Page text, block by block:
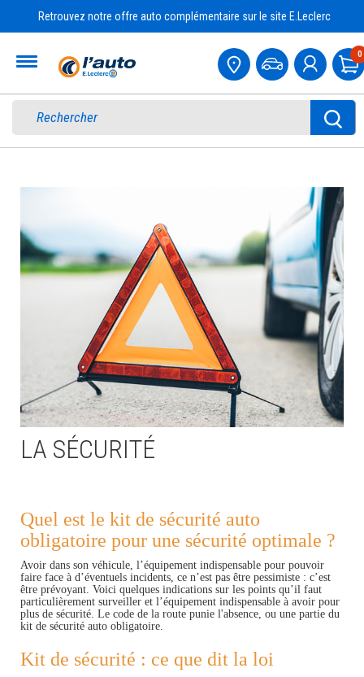
Retrouvez notre offre auto complémentaire sur le site E.Leclerc
0
LA SÉCURITÉ
Quel est le kit de sécurité auto
obligatoire pour une sécurité optimale ?
Avoir dans son véhicule, l’équipement indispensable pour pouvoir
faire face à d’éventuels incidents, ce n’est pas être pessimiste : c’est
être prévoyant. Voici quelques indications sur les points qu’il faut
particulièrement surveiller et l’équipement indispensable à avoir pour
plus de sécurité. Le code de la route punie l'absence, ou une partie du
kit de sécurité auto obligatoire.
Kit de sécurité : ce que dit la loi